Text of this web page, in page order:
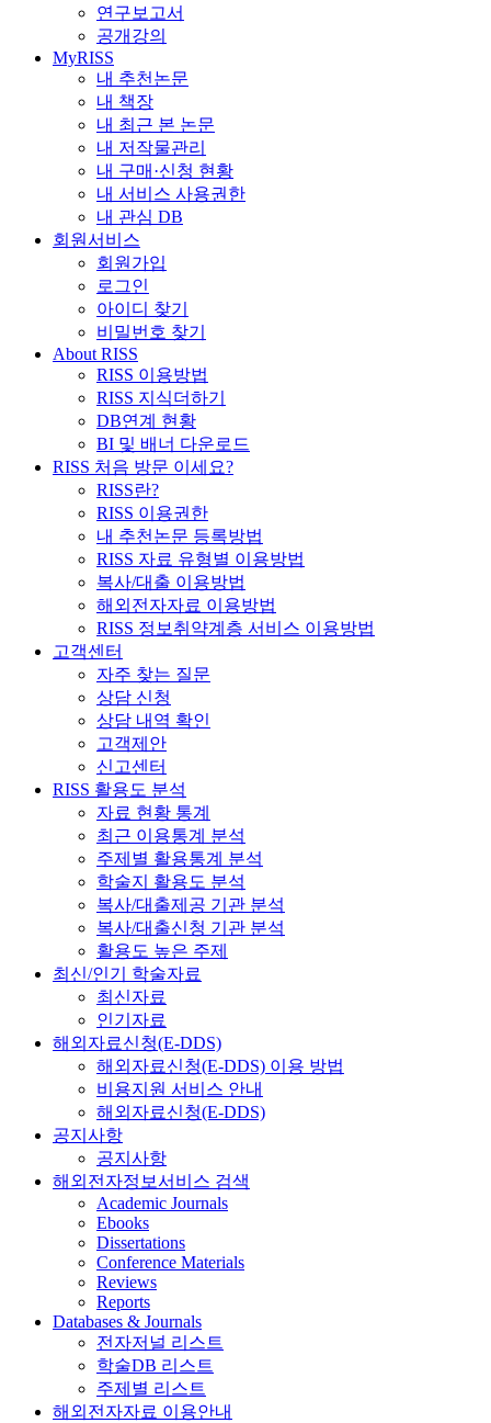
연구보고서
공개강의
MyRISS
내 추천논문
내 책장
내 최근 본 논문
내 저작물관리
내 구매·신청 현황
내 서비스 사용권한
내 관심 DB
회원서비스
회원가입
로그인
아이디 찾기
비밀번호 찾기
About RISS
RISS 이용방법
RISS 지식더하기
DB연계 현황
BI 및 배너 다운로드
RISS 처음 방문 이세요?
RISS란?
RISS 이용권한
내 추천논문 등록방법
RISS 자료 유형별 이용방법
복사/대출 이용방법
해외전자자료 이용방법
RISS 정보취약계층 서비스 이용방법
고객센터
자주 찾는 질문
상담 신청
상담 내역 확인
고객제안
신고센터
RISS 활용도 분석
자료 현황 통계
최근 이용통계 분석
주제별 활용통계 분석
학술지 활용도 분석
복사/대출제공 기관 분석
복사/대출신청 기관 분석
활용도 높은 주제
최신/인기 학술자료
최신자료
인기자료
해외자료신청(E-DDS)
해외자료신청(E-DDS) 이용 방법
비용지원 서비스 안내
해외자료신청(E-DDS)
공지사항
공지사항
해외전자정보서비스 검색
Academic Journals
Ebooks
Dissertations
Conference Materials
Reviews
Reports
Databases & Journals
전자저널 리스트
학술DB 리스트
주제별 리스트
해외전자자료 이용안내